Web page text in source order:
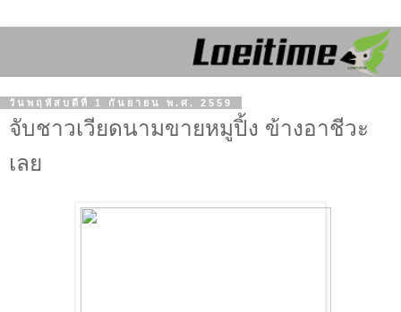
วันพฤหัสบดีที่ 1 กันยายน พ.ศ. 2559
จับชาวเวียดนามขายหมูปิ้ง ข้างอาชีวะ
เลย